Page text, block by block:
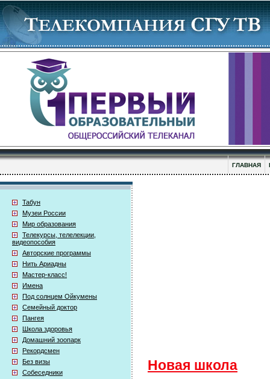
ГЛАВНАЯ
Табун
Музеи России
Мир образования
Телекурсы, телелекции,
видеопособия
Авторские программы
Нить Ариадны
Мастер-класс!
Имена
Под солнцем Ойкумены
Семейный доктор
Пангея
Школа здоровья
Домашний зоопарк
Рекордсмен
Без визы
Собеседники
Новая школа